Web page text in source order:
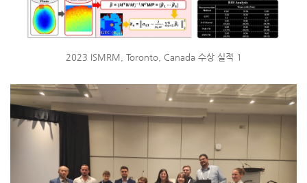
2023 ISMRM, Toronto, Canada 수상 실적 1